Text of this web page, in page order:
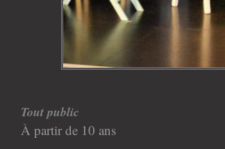
Tout public
À partir de 10 ans